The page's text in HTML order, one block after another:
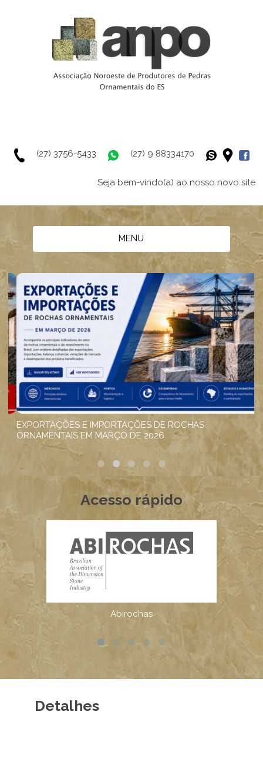
(27) 9 88334170
(27) 3756-5433
Seja bem-vindo(a) ao nosso novo site
MENU
Acesso rápido
Detalhes